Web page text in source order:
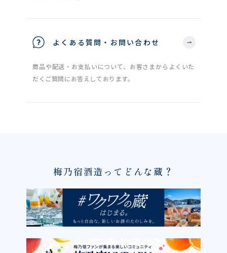
よくある質問・お問い合わせ
商品や配送・お支払いについて、お客さまからよくいた
だくご質問にお答えしております。
梅乃宿酒造ってどんな蔵？